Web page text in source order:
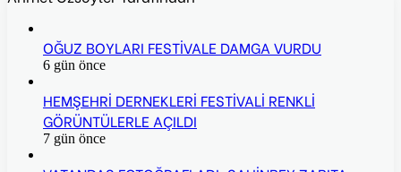
OĞUZ BOYLARI FESTİVALE DAMGA VURDU
6 gün önce
HEMŞEHRİ DERNEKLERİ FESTİVALİ RENKLİ
GÖRÜNTÜLERLE AÇILDI
7 gün önce